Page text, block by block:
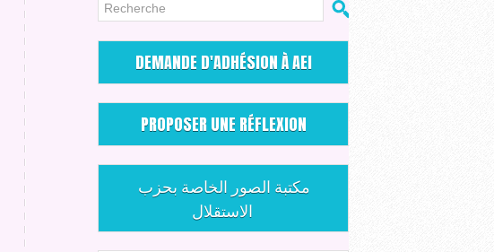
DEMANDE D'ADHÉSION À AEI
PROPOSER UNE RÉFLEXION
مكتبة الصور الخاصة بحزب
الاستقلال